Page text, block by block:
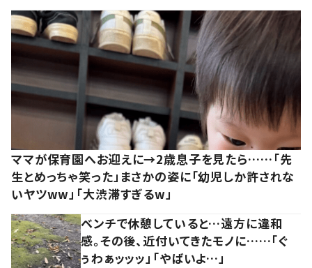
ママが保育園へお迎えに→2歳息子を見たら……「先
生とめっちゃ笑った」まさかの姿に「幼児しか許されな
いヤツww」「大渋滞すぎるw」
ベンチで休憩していると…遠方に違和
感。その後、近付いてきたモノに……「ぐ
ぅわぁッッッ」「やばいよ…」